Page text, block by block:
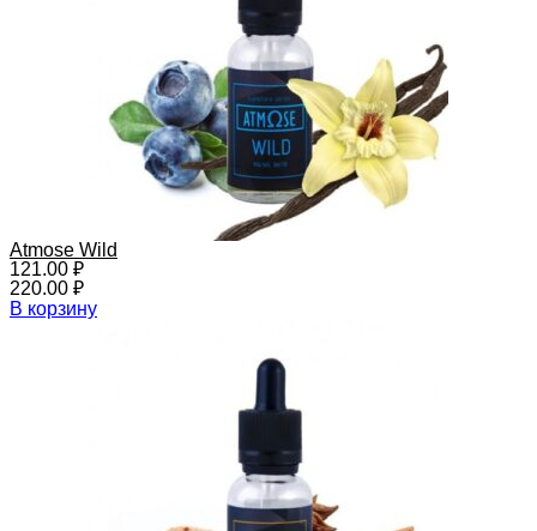
Atmose Wild
121.00 ₽
220.00 ₽
В корзину